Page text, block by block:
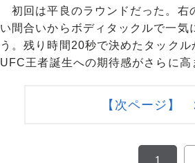
初回は平良のラウンドだった。右
い間合いからボディタックルで一
う。残り時間20秒で決めたタック
UFC王者誕生への期待感がさらに高
【次ページ】